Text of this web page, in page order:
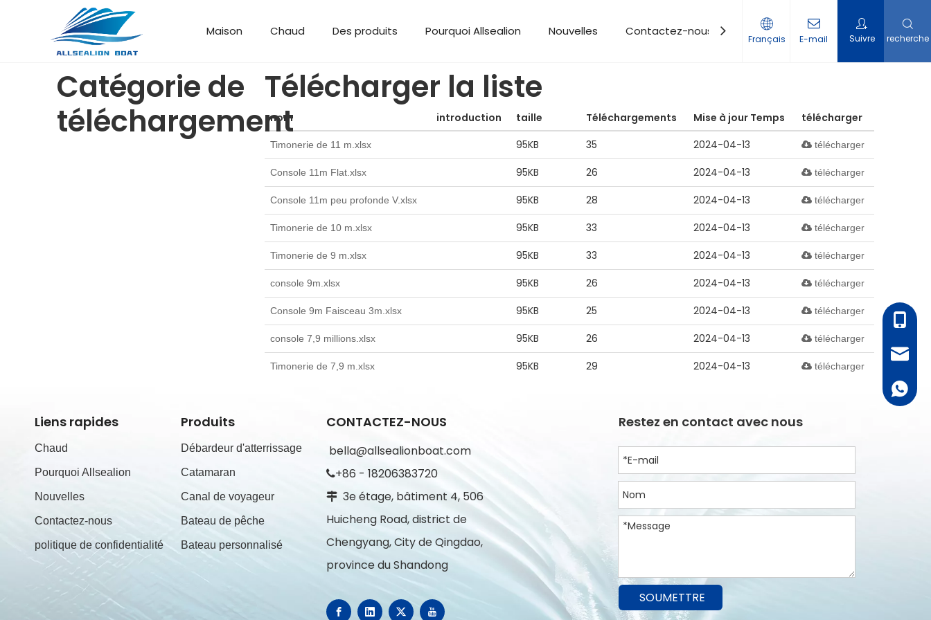
Maison Chaud Des produits Pourquoi Allsealion Nouvelles Contactez-nous
Français E-mail Suivre recherche
Catégorie de
téléchargement
Télécharger la liste
nom introduction taille Téléchargements Mise à jour Temps télécharger
Timonerie de 11 m.xlsx 95KB 35 2024-04-13 télécharger
Console 11m Flat.xlsx 95KB 26 2024-04-13 télécharger
Console 11m peu profonde V.xlsx 95KB 28 2024-04-13 télécharger
Timonerie de 10 m.xlsx 95KB 33 2024-04-13 télécharger
Timonerie de 9 m.xlsx 95KB 33 2024-04-13 télécharger
console 9m.xlsx 95KB 26 2024-04-13 télécharger
Console 9m Faisceau 3m.xlsx 95KB 25 2024-04-13 télécharger
console 7,9 millions.xlsx 95KB 26 2024-04-13 télécharger
Timonerie de 7,9 m.xlsx 95KB 29 2024-04-13 télécharger
Liens rapides
Chaud
Pourquoi Allsealion
Nouvelles
Contactez-nous
politique de confidentialité
Produits
Débardeur d'atterrissage
Catamaran
Canal de voyageur
Bateau de pêche
Bateau personnalisé
CONTACTEZ-NOUS
bella@allsealionboat.com
+86 - 18206383720
 3e étage, bâtiment 4, 506
Huicheng Road, district de
Chengyang, City de Qingdao,
province du Shandong
+86 -
+ 86
Restez en contact avec nous
SOUMETTRE